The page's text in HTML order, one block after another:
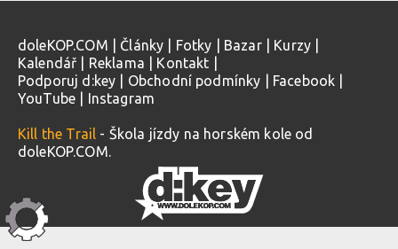
doleKOP.COM Články Fotky Bazar| Kurzy
Kalendář
Reklama Kontakt
Podporuj d:key
Obchodní podmínky Facebook
YouTube
Instagram
Kill the Trail - Škola jízdy na horském kole od
doleKOP.COM.